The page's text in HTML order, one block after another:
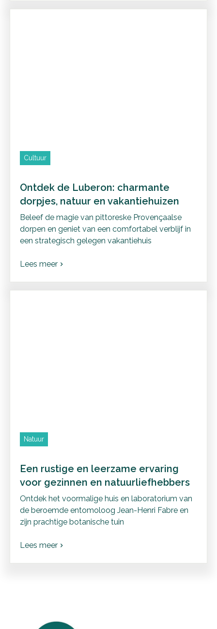
Cultuur
Ontdek de Luberon: charmante
dorpjes, natuur en vakantiehuizen
Beleef de magie van pittoreske Provençaalse
dorpen en geniet van een comfortabel verblijf in
een strategisch gelegen vakantiehuis
Lees meer chevron_right
Natuur
Een rustige en leerzame ervaring
voor gezinnen en natuurliefhebbers
Ontdek het voormalige huis en laboratorium van
de beroemde entomoloog Jean-Henri Fabre en
zijn prachtige botanische tuin
Lees meer chevron_right